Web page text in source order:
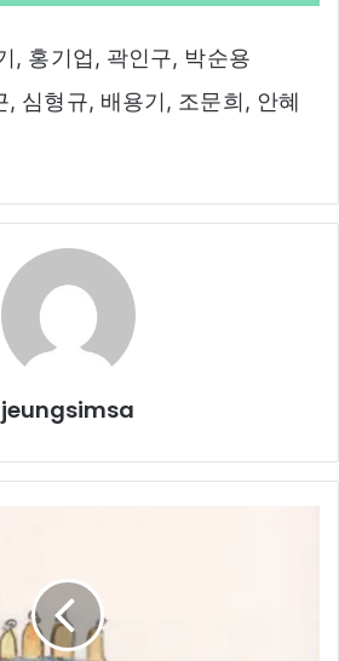
, 홍기업, 곽인구, 박순용
, 심형규, 배용기, 조문희, 안혜
jeungsimsa